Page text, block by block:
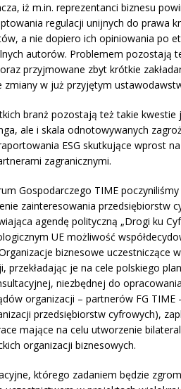
iż m.in. reprezentanci biznesu
regulacji unijnych do prawa
a nie dopiero ich opiniowania po
autorów. Problemem pozostają
przyjmowane zbyt krótkie
zmiany w już przyjętym
branż pozostają też takie kwestie
ale i skala odnotowywanych
ESG skutkujące wprost
zagranicznymi.
Gospodarczego TIME
zainteresowania przedsiębiorstw
agendę polityczną „Drogi ku
UE możliwość
biznesowe uczestniczące
je na cele polskiego
niezbędnej do
organizacji – partnerów FG TIME
przedsiębiorstw cyfrowych),
mające na celu utworzenie
organizacji biznesowych.
którego zadaniem będzie